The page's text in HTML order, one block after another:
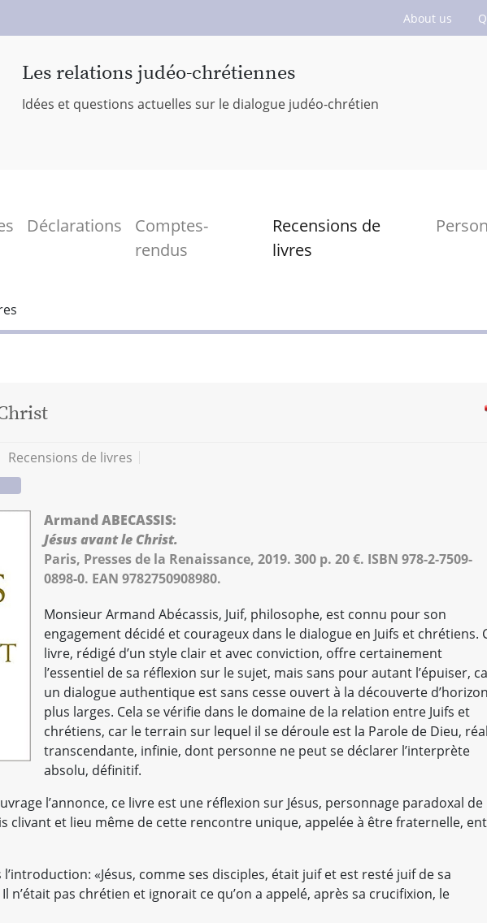
About us
Les relations judéo-chrétiennes
Idées et questions actuelles sur le dialogue judéo-chrétien
Déclarations
Comptes-
rendus
Recensions de
livres
Recensions de livres
Armand ABECASSIS:
Jésus avant le Christ.
Paris, Presses de la Renaissance, 2019. 300 p. 20 €. ISBN 978-2-7509-
0898-0. EAN 9782750908980.
Monsieur Armand Abécassis, Juif, philosophe, est connu pour son
engagement décidé et courageux dans le dialogue en Juifs et chrétiens.
livre, rédigé d’un style clair et avec conviction, offre certainement
l’essentiel de sa réflexion sur le sujet, mais sans pour autant l’épuiser,
un dialogue authentique est sans cesse ouvert à la découverte
plus larges. Cela se vérifie dans le domaine de la relation entre Juifs et
chrétiens, car le terrain sur lequel il se déroule est la Parole de Dieu,
transcendante, infinie, dont personne ne peut se déclarer l’interprète
absolu, définitif.
l’annonce, ce livre est une réflexion sur Jésus, personnage paradoxal de
clivant et lieu même de cette rencontre unique, appelée à être fraternelle,
«Jésus, comme ses disciples, était juif et est resté juif de sa
n’était pas chrétien et ignorait ce qu’on a appelé, après sa crucifixion, le